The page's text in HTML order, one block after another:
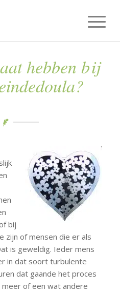
hebben bij
bij
zijn of mensen die er als
is geweldig. Ieder mens
in dat soort turbulente
dat gaande het proces
of een wat andere